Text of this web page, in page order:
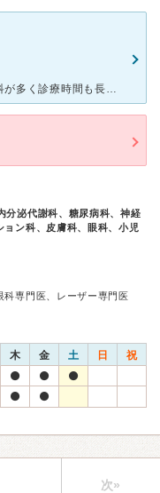
大病院を意識したシステムがあり、診療科が多く診療時間も長いのですが、直ぐに診察して頂ける町に根付いた病院と言うイメージです。 １０年以上前はいつ行っても患者さんが多く待ち時間が長かったのですが、最近
分泌代謝科、糖尿病科、神経
ン科、皮膚科、眼科、小児
専門医、レーザー専門医
木 金 土 日 祝
次»